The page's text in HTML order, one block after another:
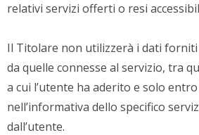
relativi servizi offerti o resi
Il Titolare non utilizzerà i dati
da quelle connesse al servizio, tra
a cui l’utente ha aderito e solo
nell’informativa dello specifico
dall’utente.